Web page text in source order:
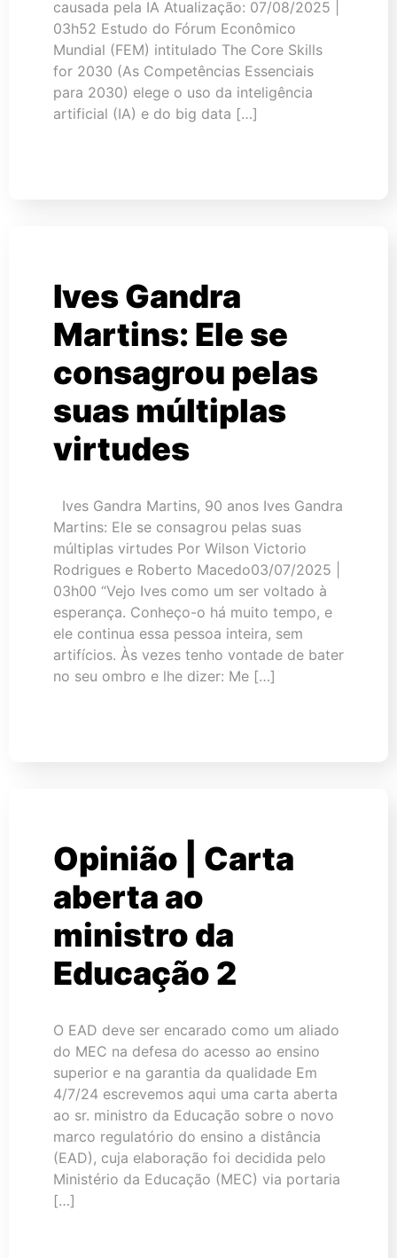
causada pela IA Atualização: 07/08/2025 |
03h52 Estudo do Fórum Econômico
Mundial (FEM) intitulado The Core Skills
for 2030 (As Competências Essenciais
para 2030) elege o uso da inteligência
artificial (IA) e do big data […]
Ives Gandra
Martins: Ele se
consagrou pelas
suas múltiplas
virtudes
Ives Gandra Martins, 90 anos Ives Gandra
Martins: Ele se consagrou pelas suas
múltiplas virtudes Por Wilson Victorio
Rodrigues e Roberto Macedo03/07/2025 |
03h00 “Vejo Ives como um ser voltado à
esperança. Conheço-o há muito tempo, e
ele continua essa pessoa inteira, sem
artifícios. Às vezes tenho vontade de bater
no seu ombro e lhe dizer: Me […]
Opinião | Carta
aberta ao
ministro da
Educação 2
O EAD deve ser encarado como um aliado
do MEC na defesa do acesso ao ensino
superior e na garantia da qualidade Em
4/7/24 escrevemos aqui uma carta aberta
ao sr. ministro da Educação sobre o novo
marco regulatório do ensino a distância
(EAD), cuja elaboração foi decidida pelo
Ministério da Educação (MEC) via portaria
[…]